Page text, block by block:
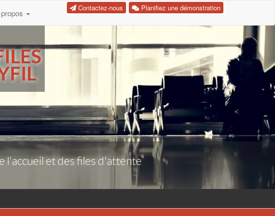
Planifiez une démonstration
Contactez-nous
l'accueil et des files d'attente